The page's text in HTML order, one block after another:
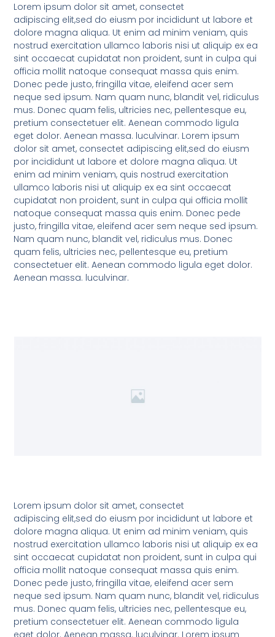
Lorem ipsum dolor sit amet, consectet
adipiscing elit,sed do eiusm por incididunt ut labore et
dolore magna aliqua. Ut enim ad minim veniam, quis
nostrud exercitation ullamco laboris nisi ut aliquip ex ea
sint occaecat cupidatat non proident, sunt in culpa qui
officia mollit natoque consequat massa quis enim.
Donec pede justo, fringilla vitae, eleifend acer sem
neque sed ipsum. Nam quam nunc, blandit vel, ridiculus
mus. Donec quam felis, ultricies nec, pellentesque eu,
pretium consectetuer elit. Aenean commodo ligula
eget dolor. Aenean massa. luculvinar. Lorem ipsum
dolor sit amet, consectet adipiscing elit,sed do eiusm
por incididunt ut labore et dolore magna aliqua. Ut
enim ad minim veniam, quis nostrud exercitation
ullamco laboris nisi ut aliquip ex ea sint occaecat
cupidatat non proident, sunt in culpa qui officia mollit
natoque consequat massa quis enim. Donec pede
justo, fringilla vitae, eleifend acer sem neque sed ipsum.
Nam quam nunc, blandit vel, ridiculus mus. Donec
quam felis, ultricies nec, pellentesque eu, pretium
consectetuer elit. Aenean commodo ligula eget dolor.
Aenean massa. luculvinar.
Lorem ipsum dolor sit amet, consectet
adipiscing elit,sed do eiusm por incididunt ut labore et
dolore magna aliqua. Ut enim ad minim veniam, quis
nostrud exercitation ullamco laboris nisi ut aliquip ex ea
sint occaecat cupidatat non proident, sunt in culpa qui
officia mollit natoque consequat massa quis enim.
Donec pede justo, fringilla vitae, eleifend acer sem
neque sed ipsum. Nam quam nunc, blandit vel, ridiculus
mus. Donec quam felis, ultricies nec, pellentesque eu,
pretium consectetuer elit. Aenean commodo ligula
eget dolor. Aenean massa. luculvinar. Lorem ipsum